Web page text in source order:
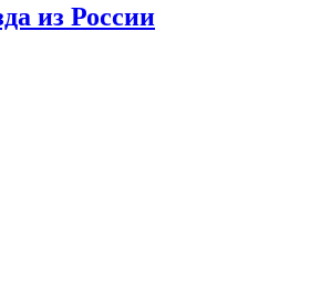
из России